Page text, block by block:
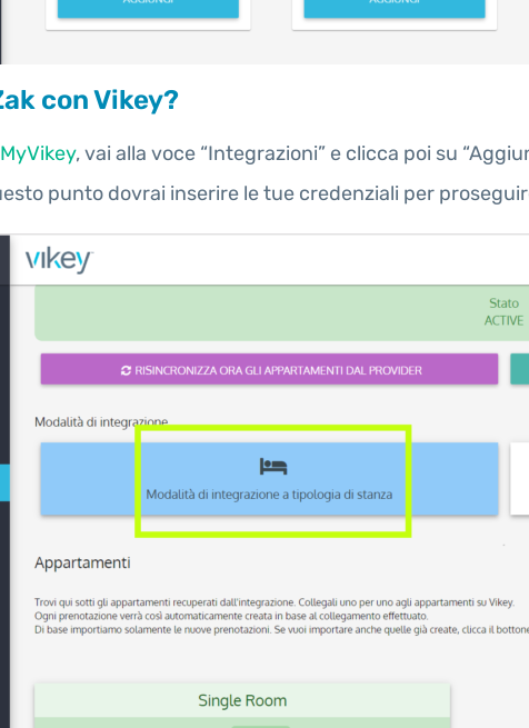
con Vikey?
MyVikey, vai alla voce “Integrazioni” e clicca poi su
punto dovrai inserire le tue credenziali per